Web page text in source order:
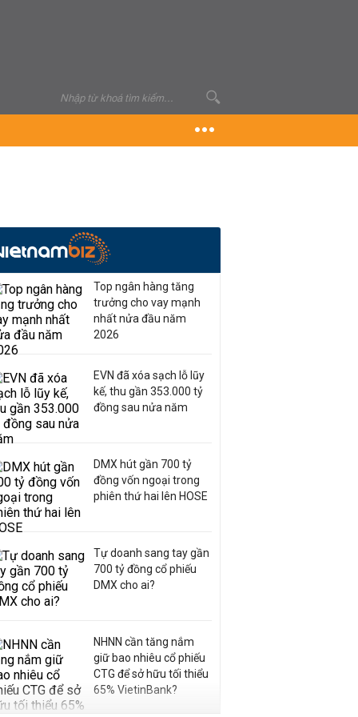
Top ngân hàng tăng
trưởng cho vay mạnh
nhất nửa đầu năm
2026
EVN đã xóa sạch lỗ lũy
kế, thu gần 353.000 tỷ
đồng sau nửa năm
DMX hút gần 700 tỷ
đồng vốn ngoại trong
phiên thứ hai lên HOSE
Tự doanh sang tay gần
700 tỷ đồng cổ phiếu
DMX cho ai?
NHNN cần tăng nắm
giữ bao nhiêu cổ phiếu
CTG để sở hữu tối thiểu
65% VietinBank?